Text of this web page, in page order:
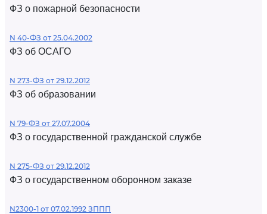
ФЗ о пожарной безопасности
N 40-ФЗ от 25.04.2002
ФЗ об ОСАГО
N 273-ФЗ от 29.12.2012
ФЗ об образовании
N 79-ФЗ от 27.07.2004
ФЗ о государственной гражданской службе
N 275-ФЗ от 29.12.2012
ФЗ о государственном оборонном заказе
N2300-1 от 07.02.1992 ЗППП